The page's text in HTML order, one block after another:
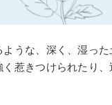
うな、深く、湿っ
惹きつけられたり